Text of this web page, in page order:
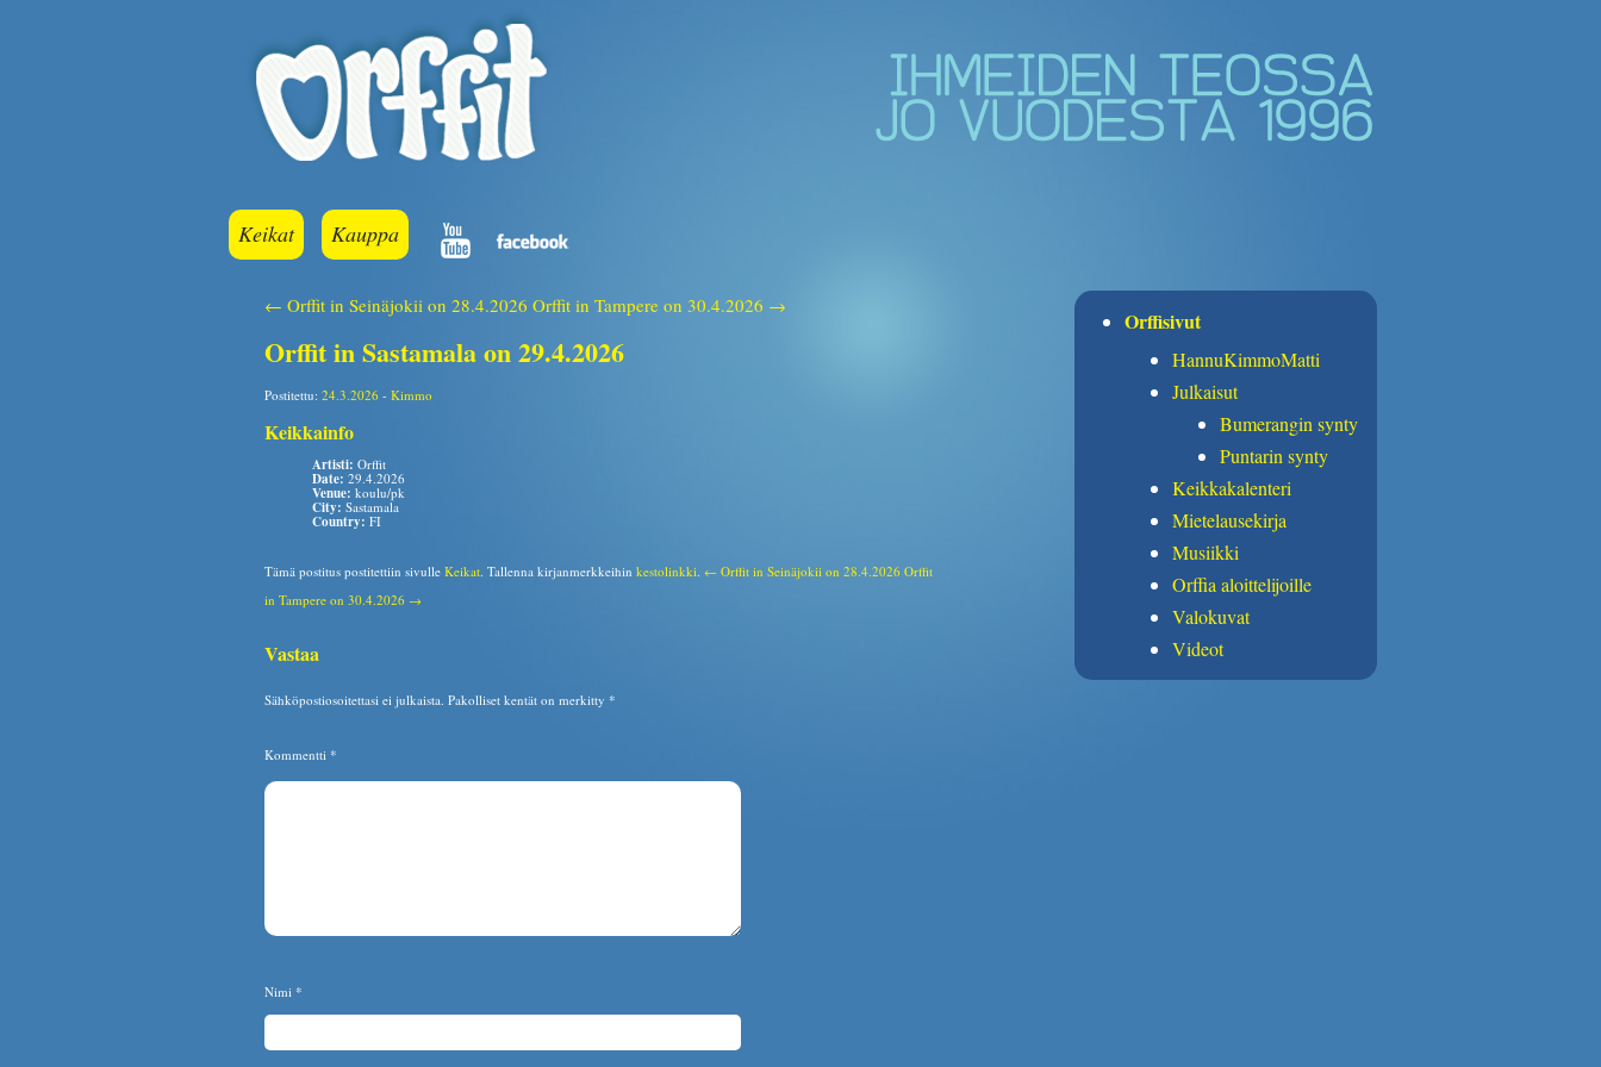
Keikat Kauppa
← Orffit in Seinäjokii on 28.4.2026 Orffit in Tampere on 30.4.2026 →
Orffit in Sastamala on 29.4.2026
Postitettu: 24.3.2026 - Kimmo
Keikkainfo
Artisti: Orffit
Date: 29.4.2026
Venue: koulu/pk
City: Sastamala
Country: FI
Tämä postitus postitettiin sivulle Keikat. Tallenna kirjanmerkkeihin kestolinkki. ← Orffit in Seinäjokii on 28.4.2026 Orffit
in Tampere on 30.4.2026 →
Vastaa
Sähköpostiosoitettasi ei julkaista. Pakolliset kentät on merkitty *
Kommentti *
Nimi *
Orffisivut
HannuKimmoMatti
Julkaisut
Bumerangin synty
Puntarin synty
Keikkakalenteri
Mietelausekirja
Musiikki
Orffia aloittelijoille
Valokuvat
Videot